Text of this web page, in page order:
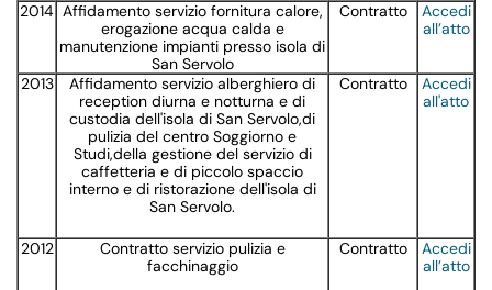
2014 Affidamento servizio fornitura calore,
erogazione acqua calda e
manutenzione impianti presso isola di
San Servolo
Contratto
Accedi
all’atto
2013
Affidamento servizio alberghiero di
reception diurna e notturna e di
custodia dell'isola di San Servolo,di
pulizia del centro Soggiorno e
Studi,della gestione del servizio di
caffetteria e di piccolo spaccio
interno e di ristorazione dell'isola di
San Servolo.
Contratto
Accedi
all'atto
2012
Contratto servizio pulizia e
facchinaggio
Contratto
Accedi
all’atto